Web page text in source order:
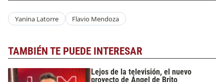
Yanina Latorre Flavio Mendoza
TAMBIÉN TE PUEDE INTERESAR
Lejos de la televisión, el nuevo
proyecto de Ángel de Brito